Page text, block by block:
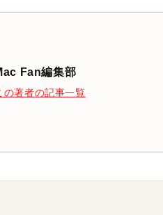
Fan編集部
の著者の記事一覧